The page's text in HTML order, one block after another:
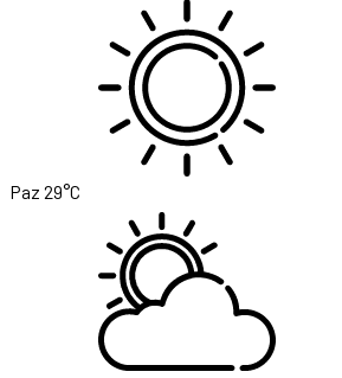
Paz 29°C